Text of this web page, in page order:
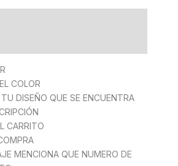
COLOR
DISEÑO QUE SE ENCUENTRA
CARRITO
MENCIONA QUE NUMERO DE